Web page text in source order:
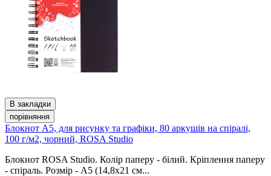
В закладки
порівняння
Блокнот А5, для рисунку та графіки, 80 аркушів на спіралі,
100 г/м2, чорний, ROSA Studio
Блокнот ROSA Studio. Колір паперу - білий. Кріплення паперу
- спіраль. Розмір - A5 (14,8х21 см...